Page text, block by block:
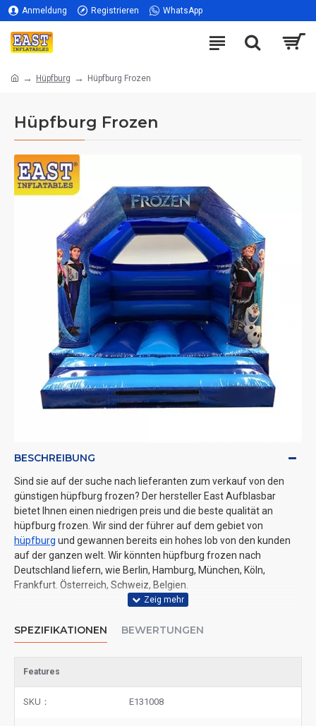
Anmeldung Registrieren WhatsApp
Hüpfburg Hüpfburg Frozen
Hüpfburg Frozen
BESCHREIBUNG
Sind sie auf der suche nach lieferanten zum verkauf von den
günstigen hüpfburg frozen? Der hersteller East Aufblasbar
bietet Ihnen einen niedrigen preis und die beste qualität an
hüpfburg frozen. Wir sind der führer auf dem gebiet von
hüpfburg und gewannen bereits ein hohes lob von den kunden
auf der ganzen welt. Wir könnten hüpfburg frozen nach
Deutschland liefern, wie Berlin, Hamburg, München, Köln,
Frankfurt. Österreich, Schweiz, Belgien.
SPEZIFIKATIONEN BEWERTUNGEN
Features
SKU： E131008